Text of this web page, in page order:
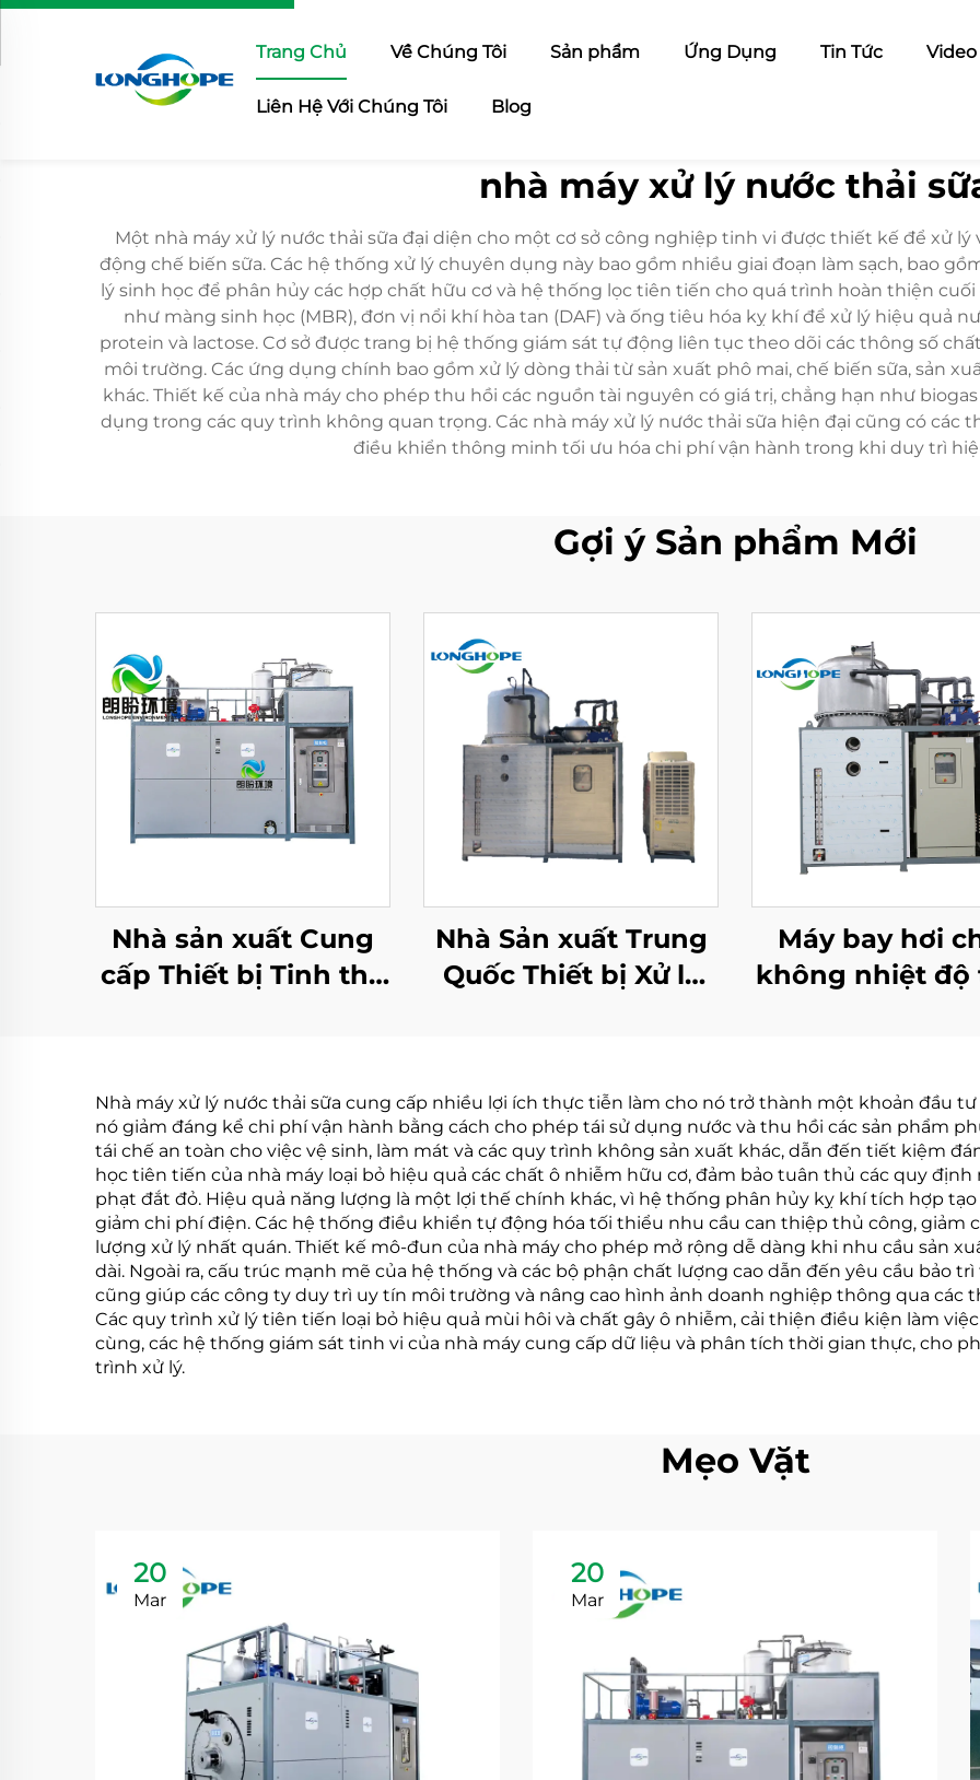
Trang Chủ Về Chúng Tôi Sản phẩm Ứng Dụng Tin Tức Video
Liên Hệ Với Chúng Tôi Blog
nhà máy xử lý nước thải
Một nhà máy xử lý nước thải sữa đại diện cho một cơ sở công nghiệp tinh vi được thiết kế để xử
động chế biến sữa. Các hệ thống xử lý chuyên dụng này bao gồm nhiều giai đoạn làm sạch, bao
lý sinh học để phân hủy các hợp chất hữu cơ và hệ thống lọc tiên tiến cho quá trình hoàn thiện
như màng sinh học (MBR), đơn vị nổi khí hòa tan (DAF) và ống tiêu hóa kỵ khí để xử lý hiệu quả
protein và lactose. Cơ sở được trang bị hệ thống giám sát tự động liên tục theo dõi các thông số
môi trường. Các ứng dụng chính bao gồm xử lý dòng thải từ sản xuất phô mai, chế biến sữa, sản
khác. Thiết kế của nhà máy cho phép thu hồi các nguồn tài nguyên có giá trị, chẳng hạn như
dụng trong các quy trình không quan trọng. Các nhà máy xử lý nước thải sữa hiện đại cũng có các
điều khiển thông minh tối ưu hóa chi phí vận hành trong khi duy trì
Gợi ý Sản phẩm Mới
Nhà sản xuất Cung
cấp Thiết bị Tinh thể
Nhà Sản xuất Trung
Quốc Thiết bị Xử lý
Nhiệt độ Thấp
Máy bay hơi
không nhiệt độ
độ nước
Nhà máy xử lý nước thải sữa cung cấp nhiều lợi ích thực tiễn làm cho nó trở thành một khoản đầu tư
nó giảm đáng kể chi phí vận hành bằng cách cho phép tái sử dụng nước và thu hồi các sản phẩm
tái chế an toàn cho việc vệ sinh, làm mát và các quy trình không sản xuất khác, dẫn đến tiết kiệm
học tiên tiến của nhà máy loại bỏ hiệu quả các chất ô nhiễm hữu cơ, đảm bảo tuân thủ các quy
phạt đắt đỏ. Hiệu quả năng lượng là một lợi thế chính khác, vì hệ thống phân hủy kỵ khí tích hợp
giảm chi phí điện. Các hệ thống điều khiển tự động hóa tối thiểu nhu cầu can thiệp thủ công, giảm
lượng xử lý nhất quán. Thiết kế mô-đun của nhà máy cho phép mở rộng dễ dàng khi nhu cầu sản
dài. Ngoài ra, cấu trúc mạnh mẽ của hệ thống và các bộ phận chất lượng cao dẫn đến yêu cầu bảo
cũng giúp các công ty duy trì uy tín môi trường và nâng cao hình ảnh doanh nghiệp thông qua các
Các quy trình xử lý tiên tiến loại bỏ hiệu quả mùi hôi và chất gây ô nhiễm, cải thiện điều kiện làm
cùng, các hệ thống giám sát tinh vi của nhà máy cung cấp dữ liệu và phân tích thời gian thực, cho
trình xử lý.
Mẹo Vặt
20
Mar
20
Mar